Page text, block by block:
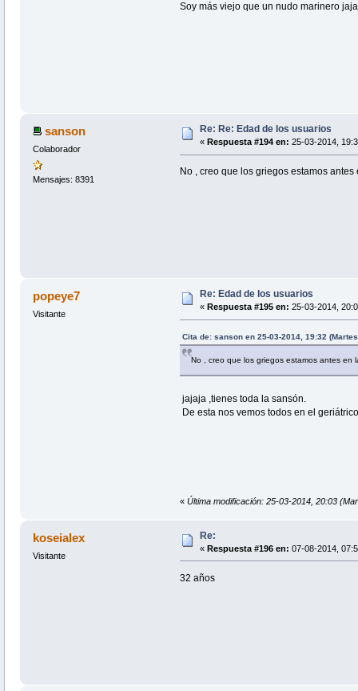
Soy más viejo que un nudo marinero
sanson
Colaborador
Mensajes: 8391
Re: Re: Edad de los usuarios
« Respuesta #194 en: 25-03-2014,
No , creo que los griegos estamos
popeye7
Visitante
Re: Edad de los usuarios
« Respuesta #195 en: 25-03-2014,
Cita de: sanson en 25-03-2014, 19:32
No , creo que los griegos estamos antes en
jajaja ,tienes toda la sansón.
De esta nos vemos todos en el
« Última modificación: 25-03-2014, 20:03
koseialex
Visitante
Re:
« Respuesta #196 en: 07-08-2014,
32 años